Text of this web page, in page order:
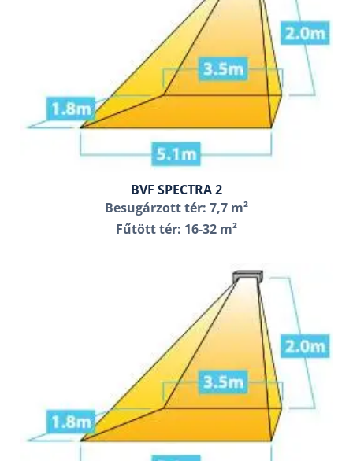
BVF SPECTRA 2
Besugárzott tér: 7,7 m²
Fűtött tér: 16-32 m²